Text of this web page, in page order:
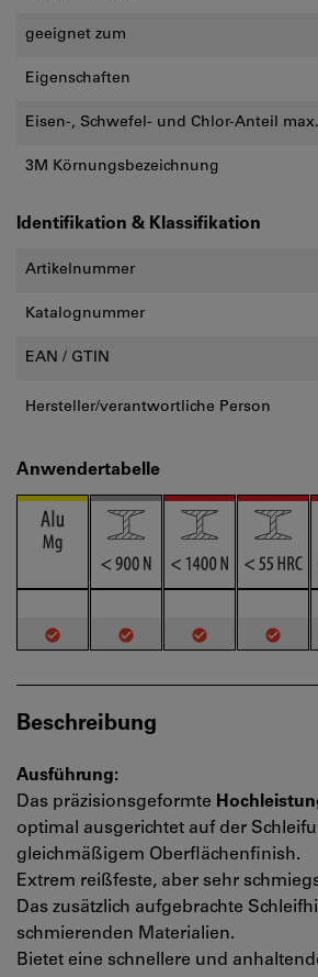
geeignet zum
Eigenschaften
Eisen-, Schwefel- und Chlor-Anteil max.
3M Körnungsbezeichnung
Identifikation & Klassifikation
Artikelnummer
Katalognummer
EAN / GTIN
Hersteller/verantwortliche Person
Anwendertabelle
Beschreibung
Ausführung:
Das präzisionsgeformte
optimal ausgerichtet auf der
gleichmäßigem Oberflächenfinish.
Extrem reißfeste, aber sehr
Das zusätzlich aufgebrachte
schmierenden Materialien.
Bietet eine schnellere und